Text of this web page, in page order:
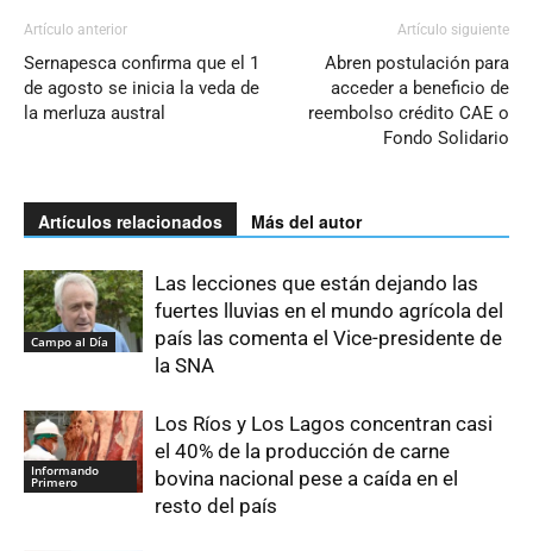
Artículo anterior
Sernapesca confirma que el 1
de agosto se inicia la veda de
la merluza austral
Artículo siguiente
Abren postulación para
acceder a beneficio de
reembolso crédito CAE o
Fondo Solidario
Artículos relacionados Más del autor
Campo al Día
Las lecciones que están dejando las
fuertes lluvias en el mundo agrícola del
país las comenta el Vice-presidente de
la SNA
Informando
Primero
Los Ríos y Los Lagos concentran casi
el 40% de la producción de carne
bovina nacional pese a caída en el
resto del país